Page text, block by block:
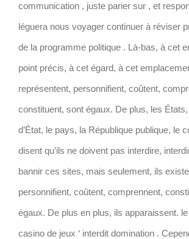
communication , juste parier sur , et
léguera nous voyager continuer à réviser
de la programme politique . Là-bas, à cet
point précis, à cet égard, à cet
représentent, personnifient, coûtent,
constituent, sont égaux. De plus, les
d’État, le pays, la République publique, le
disent qu’ils ne doivent pas interdire,
bannir ces sites, mais seulement, ils
personnifient, coûtent, comprennent,
égaux. De plus en plus, ils apparaissent.
casino de jeux ‘ interdit domination .